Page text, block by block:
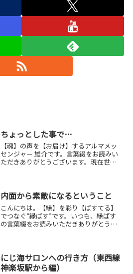
ちょっとした事で…
【魂】の声を【お届け】するアルマメッ
センジャー 雄介です。言葉綴をお読みい
ただきありがとうございます。現在世の
じます。でも、この状況...
内面から素敵になるということ
こんにちは。【縁】を彩り【ぱすてる】
でつなぐ”縁ぱす”です。いつも、縁ぱす
の言葉綴をお読みいただきありがとうご
すでしょうか。私も…。...
にじ海サロンへの行き方（東西線
神楽坂駅から編）